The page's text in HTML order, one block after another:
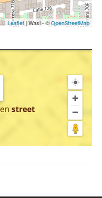
Leaflet | Wasi - ©OpenStreetMap
en street